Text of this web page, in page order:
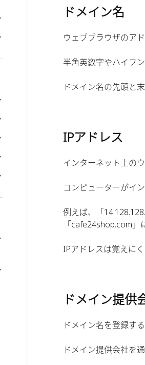
ドメイン名
ウェブブラウザのア
半角英数字やハイフ
ドメイン名の先頭と
IPアドレス
インターネット上の
コンピューターがイ
例えば、「
「cafe24shop.com」
IPアドレスは覚えに
ドメイン提供
ドメイン名を登録す
ドメイン提供会社を